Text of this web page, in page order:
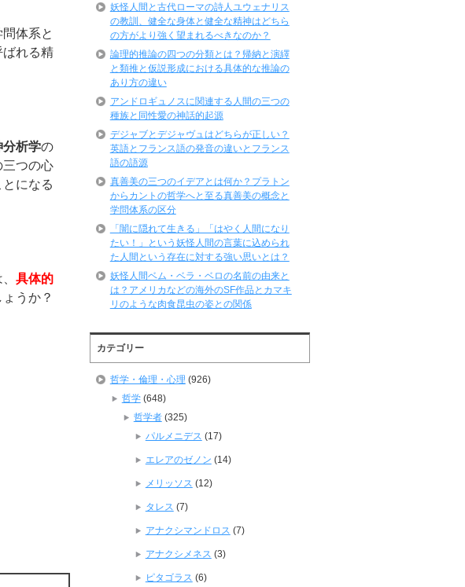
体系と
ばれる精
分析学の
三つの心
になる
具体的
うか？
妖怪人間と古代ローマの詩人ユウェナリス
の教訓、健全な身体と健全な精神はどちら
の方がより強く望まれるべきなのか？
論理的推論の四つの分類とは？帰納と演繹
と類推と仮説形成における具体的な推論の
あり方の違い
アンドロギュノスに関連する人間の三つの
種族と同性愛の神話的起源
デジャブとデジャヴュはどちらが正しい？
英語とフランス語の発音の違いとフランス
語の語源
真善美の三つのイデアとは何か？プラトン
からカントの哲学へと至る真善美の概念と
学問体系の区分
「闇に隠れて生きる」「はやく人間になり
たい！」という妖怪人間の言葉に込められ
た人間という存在に対する強い思いとは？
妖怪人間ベム・ベラ・ベロの名前の由来と
は？アメリカなどの海外のSF作品とカマキ
リのような肉食昆虫の姿との関係
カテゴリー
哲学・倫理・心理 (926)
哲学(648)
哲学者(325)
パルメニデス (17)
エレアのゼノン (14)
メリッソス (12)
タレス (7)
アナクシマンドロス (7)
アナクシメネス (3)
ピタゴラス (6)